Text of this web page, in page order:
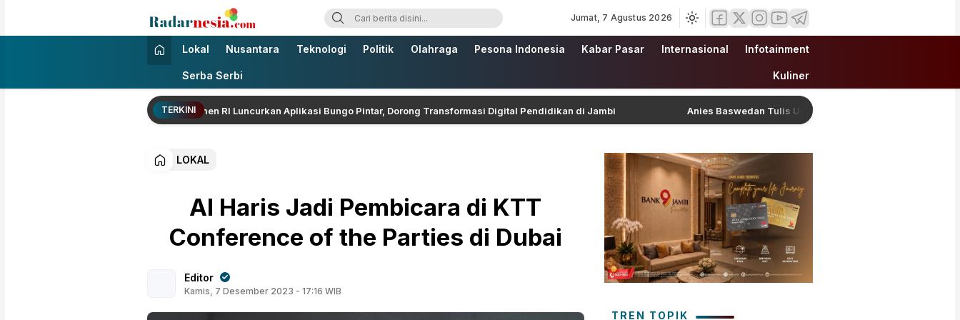
Radarnesia
Enak Dibaca
Jumat, 7 Agustus 2026
Lokal Nusantara Teknologi Politik Olahraga Pesona Indonesia Kabar Pasar Internasional Infotainment
Serba Serbi Kuliner
TERKINI
Sani Bersama Wamen Dikdasmen RI Luncurkan Aplikasi Bungo Pintar, Dorong Transformasi Digital Pendidikan di Jambi Anies Baswedan Tulis Ucapan Ulang Tahun Romantis untuk Fery
LOKAL
Al Haris Jadi Pembicara di KTT
Conference of the Parties di Dubai
Editor
Kamis, 7 Desember 2023 - 17:16 WIB
TREN TOPIK